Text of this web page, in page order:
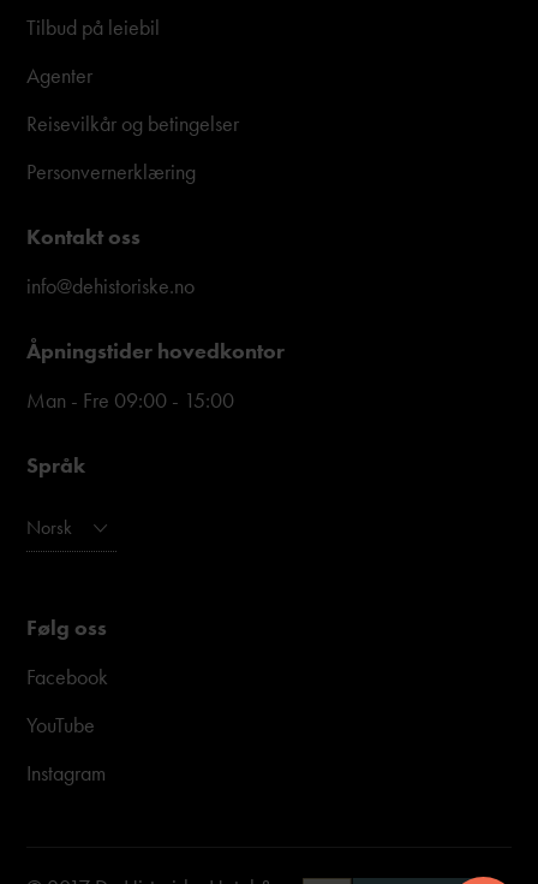
Tilbud på leiebil
Agenter
Reisevilkår og betingelser
Personvernerklæring
Kontakt oss
info@dehistoriske.no
Åpningstider hovedkontor
Man - Fre 09:00 - 15:00
Språk
Norsk
Følg oss
Facebook
YouTube
Instagram